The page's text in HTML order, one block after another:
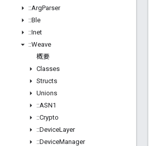
::ArgParser
::Ble
::Inet
::Weave
概要
Classes
Structs
Unions
::ASN1
::Crypto
::DeviceLayer
::DeviceManager